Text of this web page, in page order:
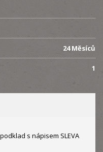
24 Měsíců
1
s nápisem SLEVA